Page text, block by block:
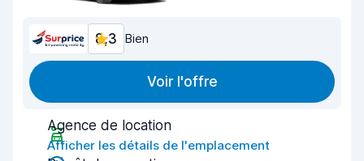
8,3 Bien
Voir l'offre
Agence de location
Afficher les détails de l'emplacement